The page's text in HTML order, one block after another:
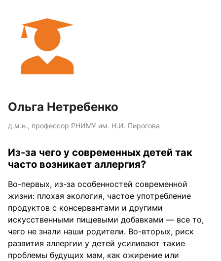
Ольга Нетребенко
д.м.н., профессор РНИМУ им. Н.И. Пирогова
Из-за чего у современных детей так
часто возникает аллергия?
Во-первых, из-за особенностей современной
жизни: плохая экология, частое употребление
продуктов с консервантами и другими
искусственными пищевыми добавками — все то,
чего не знали наши родители. Во-вторых, риск
развития аллергии у детей усиливают такие
проблемы будущих мам, как ожирение или